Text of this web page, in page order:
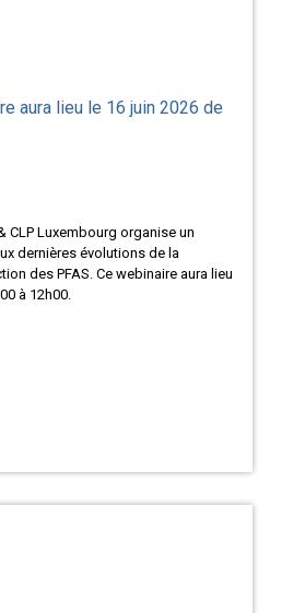
aura lieu le 16 juin 2026 de
CLP Luxembourg organise un
dernières évolutions de la
des PFAS. Ce webinaire aura lieu
à 12h00.